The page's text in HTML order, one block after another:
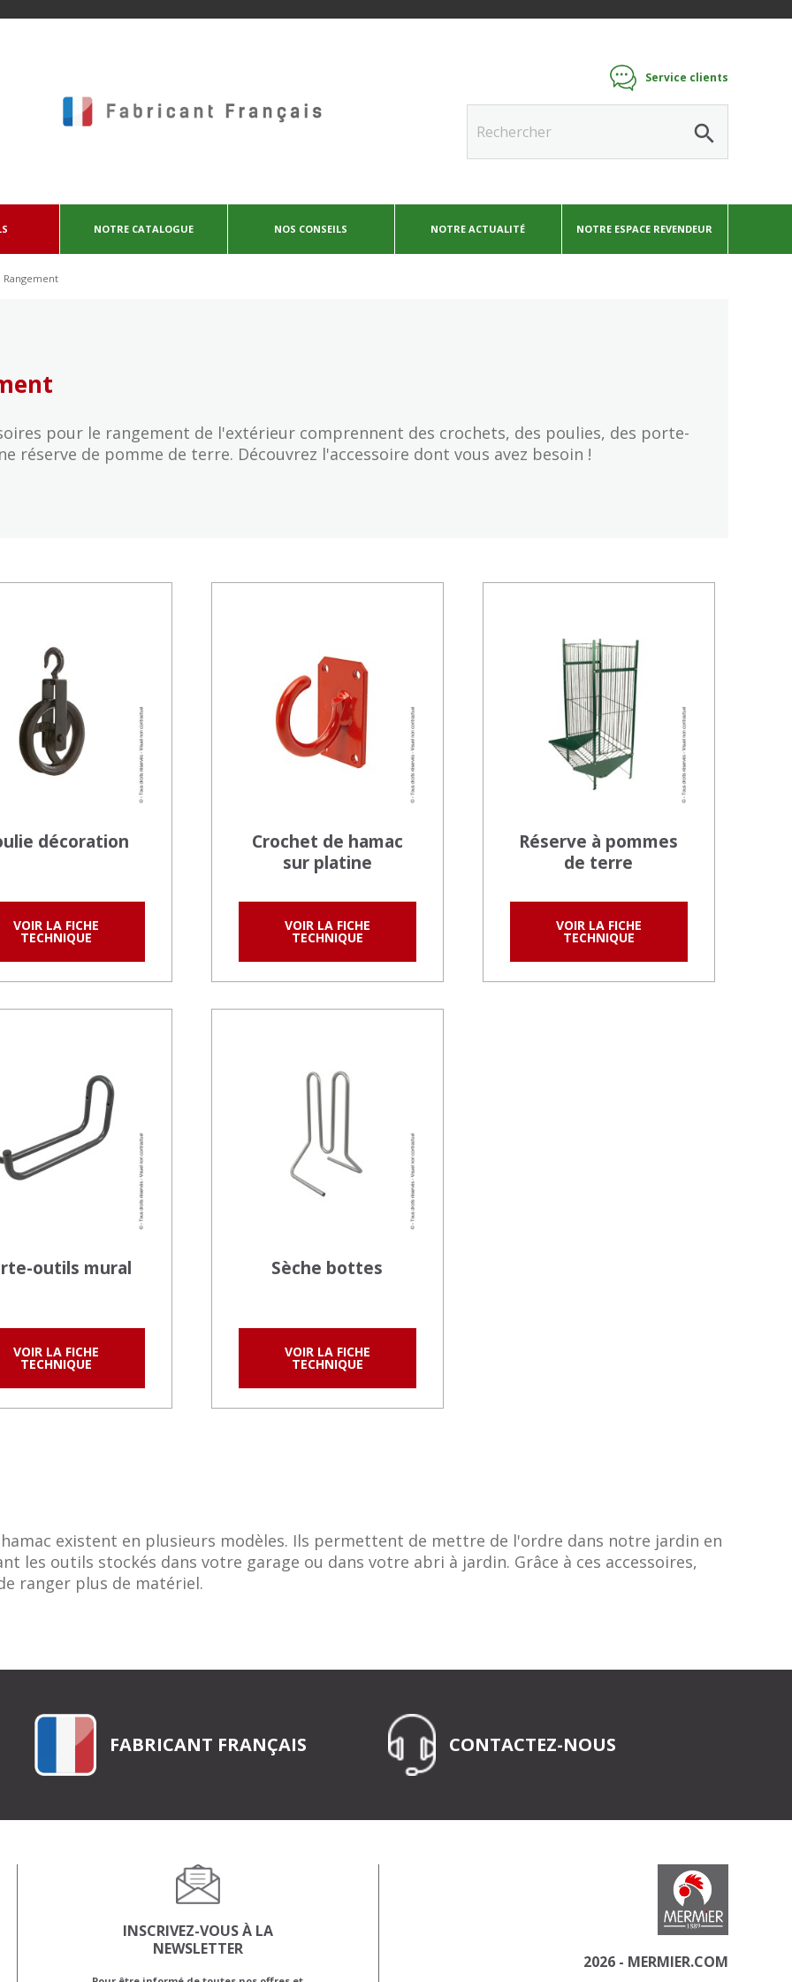
Service clients
search
NOTRE CATALOGUE NOS CONSEILS NOTRE ACTUALITÉ NOTRE ESPACE REVENDEUR
Rangement
pour le rangement de l'extérieur comprennent des crochets, des poulies, des porte-
réserve de pomme de terre. Découvrez l'accessoire dont vous avez besoin !
décoration
VOIR LA FICHE
TECHNIQUE
Crochet de hamac
sur platine
VOIR LA FICHE
TECHNIQUE
Réserve à pommes
de terre
VOIR LA FICHE
TECHNIQUE
outils mural
VOIR LA FICHE
TECHNIQUE
Sèche bottes
VOIR LA FICHE
TECHNIQUE
existent en plusieurs modèles. Ils permettent de mettre de l'ordre dans notre jardin en
les outils stockés dans votre garage ou dans votre abri à jardin. Grâce à ces accessoires,
ranger plus de matériel.
FABRICANT FRANÇAIS CONTACTEZ-NOUS
INSCRIVEZ-VOUS À LA
NEWSLETTER
2026 - MERMIER.COM